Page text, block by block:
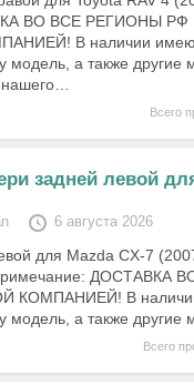
ВО ВСЕ РЕГИОНЫ РФ
В наличии
модель, а также другие
нашего…
Всего
задней левой
6 августа 2026
для Mazda CX-7
ДОСТАВКА
КОМПАНИЕЙ! В
модель, а также
Всего